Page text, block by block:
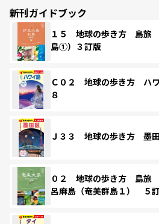
新刊ガイドブック
１５ 地球の歩き方 島旅
島①）３訂版
Ｃ０２ 地球の歩き方 ハ
８
Ｊ３３ 地球の歩き方 墨
０２ 地球の歩き方 島
呂麻島（奄美群島１） ５